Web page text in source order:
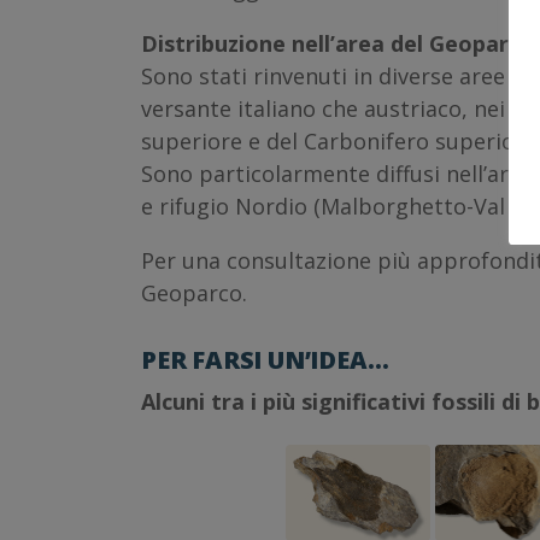
Distribuzione nell’area del Geoparco:
Sono stati rinvenuti in diverse aree
versante italiano che austriaco, nei
superiore e del Carbonifero
Sono particolarmente diffusi nell’area
e rifugio Nordio (Malborghetto-Val
Per una consultazione più
Geoparco.
PER FARSI UN’IDEA…
Alcuni tra i più significativi fossili di